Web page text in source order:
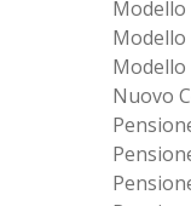
Modello
Modello
Modello
Nuovo